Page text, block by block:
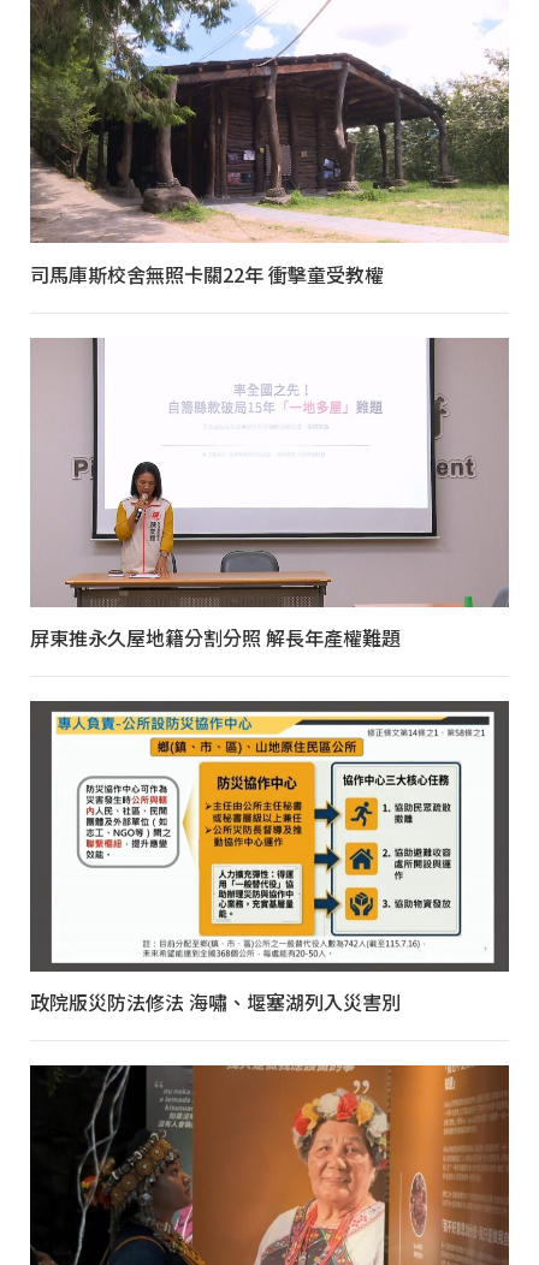
司馬庫斯校舍無照卡關22年 衝擊童受教權
屏東推永久屋地籍分割分照 解長年產權難題
政院版災防法修法 海嘯、堰塞湖列入災害別